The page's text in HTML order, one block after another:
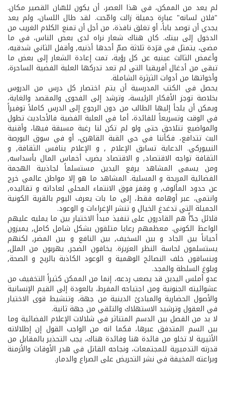
لم يعد من الممكن، في هذا العصر، أن يكون للسّان القصير مكان.
"فلان لسانه" عبارة جميلة زالت وامّحت. لقد طال اللسان، ولم يعد
يجدي أن توصد باباً، أو تغلق نافذة، من أجل أن تمنع الكلام الغريب من
الدخول إلى بيتك. كان هناك شعار نراه لدى بعض الناس، في ما
مضى، يتمثل في قرَدة ثلاثة صمّ أحدها أذنيه, وأقفل الثاني شدقيه،
وأغمض الثالث عينيه عن كل رؤية، تمت إعادة الشعار إلى بعض ما
تبقى من أدغال أفريقيا التي لم تعد تدركها العلبة الفضية الساحرة،
وأخواتها من أدوات الثرثرة الشاملة.
يحصل في الكتب المدرسية أن يتم اختصار كل درس من الدروس
بخلاصة توجز الأفكار الرئيسة، وترشد إلى الفحوى والمقصد والغاية،
ويمكن أن يلجأ إليها الطالب من دون الرجوع إلى الدرس كاملاً توفيراً
في الوقت وتسريعاً للفائدة، أما في العلبة الفضية فالأحاديث تطول
والمواضيع تتلاحق حتى ولو لم تكن لنا رغبة مسبقة فيها، وأقنية
البث تتدافع، فكأننا في حي القبة القاهري، أو في سوق البورصة
النييوركي. الدعاية تسابق الإعلام , و الإعلام ينافس الثقافة, و
الثقافة تواجه الاقتصاد, و الاقتصاد يضرب أخماس المال بأسداسه,
ومن يسمى المشاهد يرفع اليدين مستسلماً لجاذبية الهجمة
الفضائية المريحة و المسلية. المشاهد ما هو إلا مواطن عالمي خرج
عن حدود المألوف, و وقفز فوق الانتماء المحلي لعاداته و تقاليده,
وانتمى، عبر أوهامه فقط، إلى ما بات يعرف اليوم بالقرية الكونية
الجميلة التي تدغدغ الخيال و تنشر الإغراءات و الوعود.
قلائل جدّاًَ هم القادرون على تنفيذ مبدأ الاختيار بين ما يمليه عليهم
الواعظ الكوني. معظمهم رعايا متلقون بشكل شامل كامل, يميزون
أحياناً بين الجاد و بين السخيف, بين النافع و بين المضر, لكنهم
يستسلمون لحاسة النظر العزيزة. يخافون الضجر, يهربون من الملل,
وينساقون خلف النصائح الوهمية و الوعود الكاذبة بالربح و الصحة,
وبلوغ السلطة والمجد.
عدو أملس اليدين قد يصعب ردعه، إنما من الممكن كثيراً التخفيف من
عشوائيته الجنونية ومن اجتياحه المفرط، بالعودة إلى القيم الإنسانية
والأصول الحضارية والمبادئ الدينية من جهة، وتنشيط قوى الاختيار
في العقول وترشيد الاستهلاك والتلقي من جهة ثانية.
لا بد من الفصل بين الدسم المتناثر في شلالات الإعلام الفضائية وما
بين السم المتدفق عبرها، فكما انه من الواجب القول إن إطلالاته
الأثيرية لا تخلو من فائدة هنا وفائدة هناك، يجب التحذير بالمقابل من
قدرته التدميرية للمجتمعات، ونجاحه القاتل في هدر الأوقات والأزمنة
وبراعته المخيفة في نشر التحريض على الصراع والدمار.